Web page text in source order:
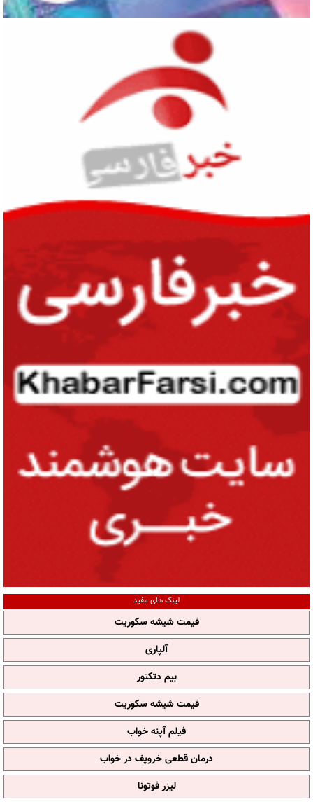
لینک های مفید
قیمت شیشه سکوریت
آلپاری
بیم دتکتور
قیمت شیشه سکوریت
فیلم آپنه خواب
درمان قطعی خروپف در خواب
لیزر فوتونا